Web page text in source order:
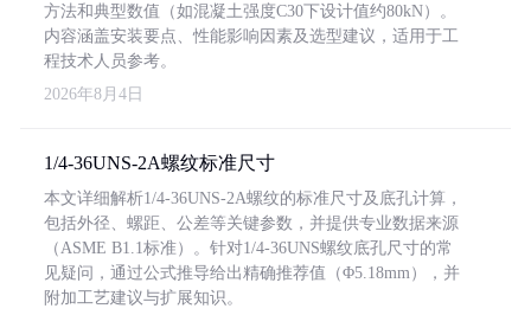
方法和典型数值（如混凝土强度C30下设计值约80kN）。
内容涵盖安装要点、性能影响因素及选型建议，适用于工
程技术人员参考。
2026年8月4日
1/4-36UNS-2A螺纹标准尺寸
本文详细解析1/4-36UNS-2A螺纹的标准尺寸及底孔计算，
包括外径、螺距、公差等关键参数，并提供专业数据来源
（ASME B1.1标准）。针对1/4-36UNS螺纹底孔尺寸的常
见疑问，通过公式推导给出精确推荐值（Φ5.18mm），并
附加工艺建议与扩展知识。